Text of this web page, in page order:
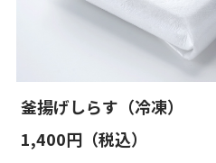
釜揚げしらす（冷凍）
1,400円（税込）